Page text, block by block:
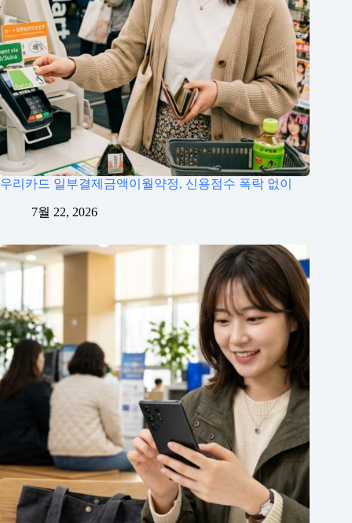
우리카드 일부결제금액이월약정, 신용점수 폭락 없이
7월 22, 2026